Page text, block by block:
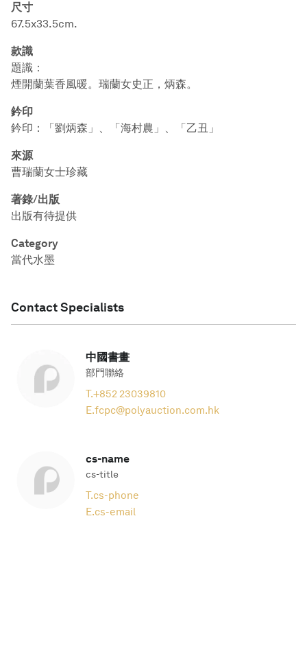
尺寸
67.5x33.5cm.
款識
題識：
煙開蘭葉香風暖。瑞蘭女史正，炳森。
鈐印
鈐印：「劉炳森」、「海村農」、「乙丑」
來源
曹瑞蘭女士珍藏
著錄/出版
出版有待提供
Category
當代水墨
Contact Specialists
中國書畫
部門聯絡
T.+852 23039810
E.fcpc@polyauction.com.hk
cs-name
cs-title
T.cs-phone
E.cs-email